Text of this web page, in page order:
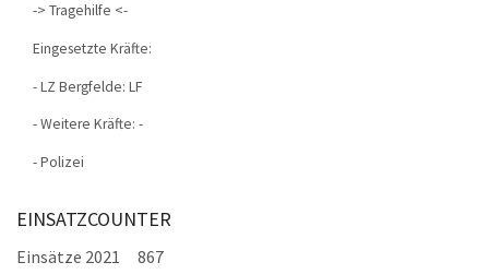
-> Tragehilfe <-
Eingesetzte Kräfte:
- LZ Bergfelde: LF
- Weitere Kräfte: -
- Polizei
EINSATZCOUNTER
Einsätze 2021 867